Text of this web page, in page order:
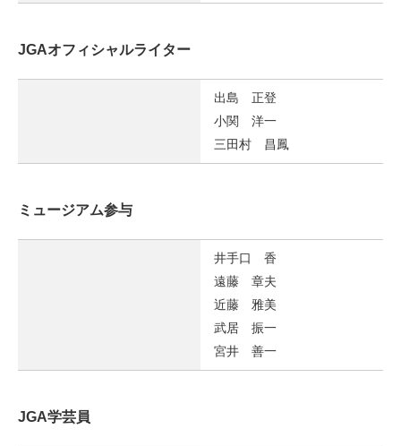
JGAオフィシャルライター
出島 正登
小関 洋一
三田村 昌鳳
ミュージアム参与
井手口 香
遠藤 章夫
近藤 雅美
武居 振一
宮井 善一
JGA学芸員